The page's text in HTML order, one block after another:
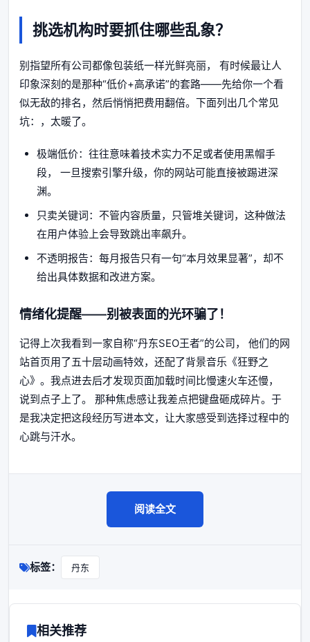
挑选机构时要抓住哪些乱象？
别指望所有公司都像包装纸一样光鲜亮丽， 有时候最让人
印象深刻的是那种“低价+高承诺”的套路——先给你一个看
似无敌的排名，然后悄悄把费用翻倍。下面列出几个常见
坑：，太暖了。
极端低价：往往意味着技术实力不足或者使用黑帽手
段， 一旦搜索引擎升级，你的网站可能直接被踢进深
渊。
只卖关键词：不管内容质量，只管堆关键词，这种做法
在用户体验上会导致跳出率飙升。
不透明报告：每月报告只有一句“本月效果显著”，却不
给出具体数据和改进方案。
情绪化提醒——别被表面的光环骗了！
记得上次我看到一家自称“丹东SEO王者”的公司， 他们的网
站首页用了五十层动画特效，还配了背景音乐《狂野之
心》。我点进去后才发现页面加载时间比慢速火车还慢，
说到点子上了。 那种焦虑感让我差点把键盘砸成碎片。于
是我决定把这段经历写进本文，让大家感受到选择过程中的
心跳与汗水。
阅读全文
标签： 丹东
相关推荐